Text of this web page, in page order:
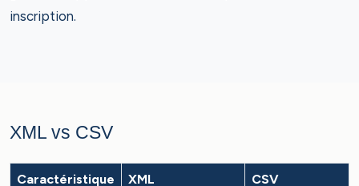
inscription.
XML vs CSV
Caractéristique XML CSV